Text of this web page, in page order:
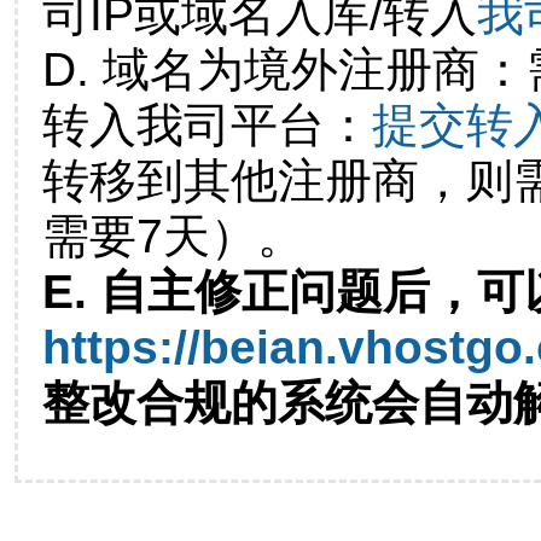
司IP或域名入库/转入我
D. 域名为境外注册商
转入我司平台： 提交转
转移到其他注册商，则
需要7天）。
E. 自主修正问题后，可
https://
整改合规的系统会自动